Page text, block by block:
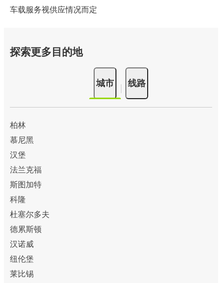
车载服务视供应情况而定
探索更多目的地
城市 线路
柏林
慕尼黑
汉堡
法兰克福
斯图加特
科隆
杜塞尔多夫
德累斯顿
汉诺威
纽伦堡
莱比锡